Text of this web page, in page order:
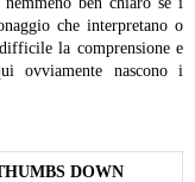
che interpretano o
la comprensione e
ovviamente nascono i
DOWN